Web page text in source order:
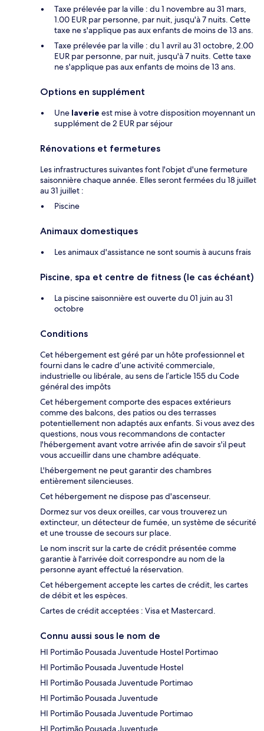
Taxe prélevée par la ville : du 1 novembre au 31 mars,
1.00 EUR par personne, par nuit, jusqu'à 7 nuits. Cette
taxe ne s'applique pas aux enfants de moins de 13 ans.
Taxe prélevée par la ville : du 1 avril au 31 octobre, 2.00
EUR par personne, par nuit, jusqu'à 7 nuits. Cette taxe
ne s'applique pas aux enfants de moins de 13 ans.
Options en supplément
Une laverie est mise à votre disposition moyennant un
supplément de 2 EUR par séjour
Rénovations et fermetures
Les infrastructures suivantes font l'objet d'une fermeture
saisonnière chaque année. Elles seront fermées du 18 juillet
au 31 juillet :
Piscine
Animaux domestiques
Les animaux d'assistance ne sont soumis à aucuns frais
Piscine, spa et centre de fitness (le cas échéant)
La piscine saisonnière est ouverte du 01 juin au 31
octobre
Conditions
Cet hébergement est géré par un hôte professionnel et
fourni dans le cadre d’une activité commerciale,
industrielle ou libérale, au sens de l’article 155 du Code
général des impôts
Cet hébergement comporte des espaces extérieurs
comme des balcons, des patios ou des terrasses
potentiellement non adaptés aux enfants. Si vous avez des
questions, nous vous recommandons de contacter
l'hébergement avant votre arrivée afin de savoir s'il peut
vous accueillir dans une chambre adéquate.
L'hébergement ne peut garantir des chambres
entièrement silencieuses.
Cet hébergement ne dispose pas d'ascenseur.
Dormez sur vos deux oreilles, car vous trouverez un
extincteur, un détecteur de fumée, un système de sécurité
et une trousse de secours sur place.
Le nom inscrit sur la carte de crédit présentée comme
garantie à l'arrivée doit correspondre au nom de la
personne ayant effectué la réservation.
Cet hébergement accepte les cartes de crédit, les cartes
de débit et les espèces.
Cartes de crédit acceptées : Visa et Mastercard.
Connu aussi sous le nom de
HI Portimão Pousada Juventude Hostel Portimao
HI Portimão Pousada Juventude Hostel
HI Portimão Pousada Juventude Portimao
HI Portimão Pousada Juventude
HI Portimão Pousada Juventude Portimao
HI Portimão Pousada Juventude